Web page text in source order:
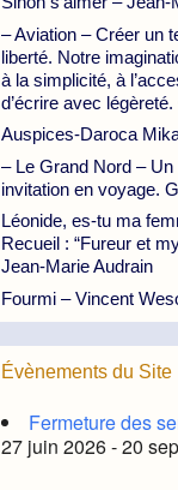
– Aviation – Créer un
liberté. Notre
à la simplicité, à
d’écrire avec
Auspices-Daroca
– Le Grand Nord – Un
invitation en voyage.
Léonide, es-tu ma
Recueil : “Fureur et
Jean-Marie Audrain
Fourmi – Vincent
Évènements du Site
Fermeture des
27 juin 2026 - 20